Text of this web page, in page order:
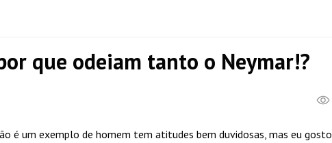
que odeiam tanto o Neymar!?
é um exemplo de homem tem atitudes bem duvidosas, mas eu gosto